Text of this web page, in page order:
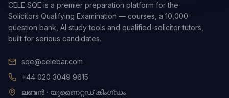
CELE SQE is a premier preparation platform for the
Solicitors Qualifying Examination — courses, a 10,000-
question bank, AI study tools and qualified-solicitor tutors,
built for serious candidates.
sqe@celebar.com
+44 020 3049 9615
ലണ്ടൻ · യുണൈറ്റഡ് കിംഗ്ഡം